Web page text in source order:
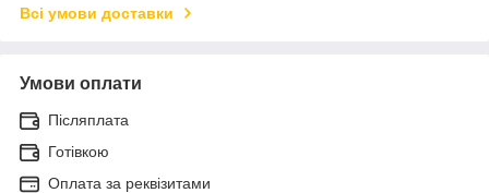
Всі умови доставки
Умови оплати
Післяплата
Готівкою
Оплата за реквізитами